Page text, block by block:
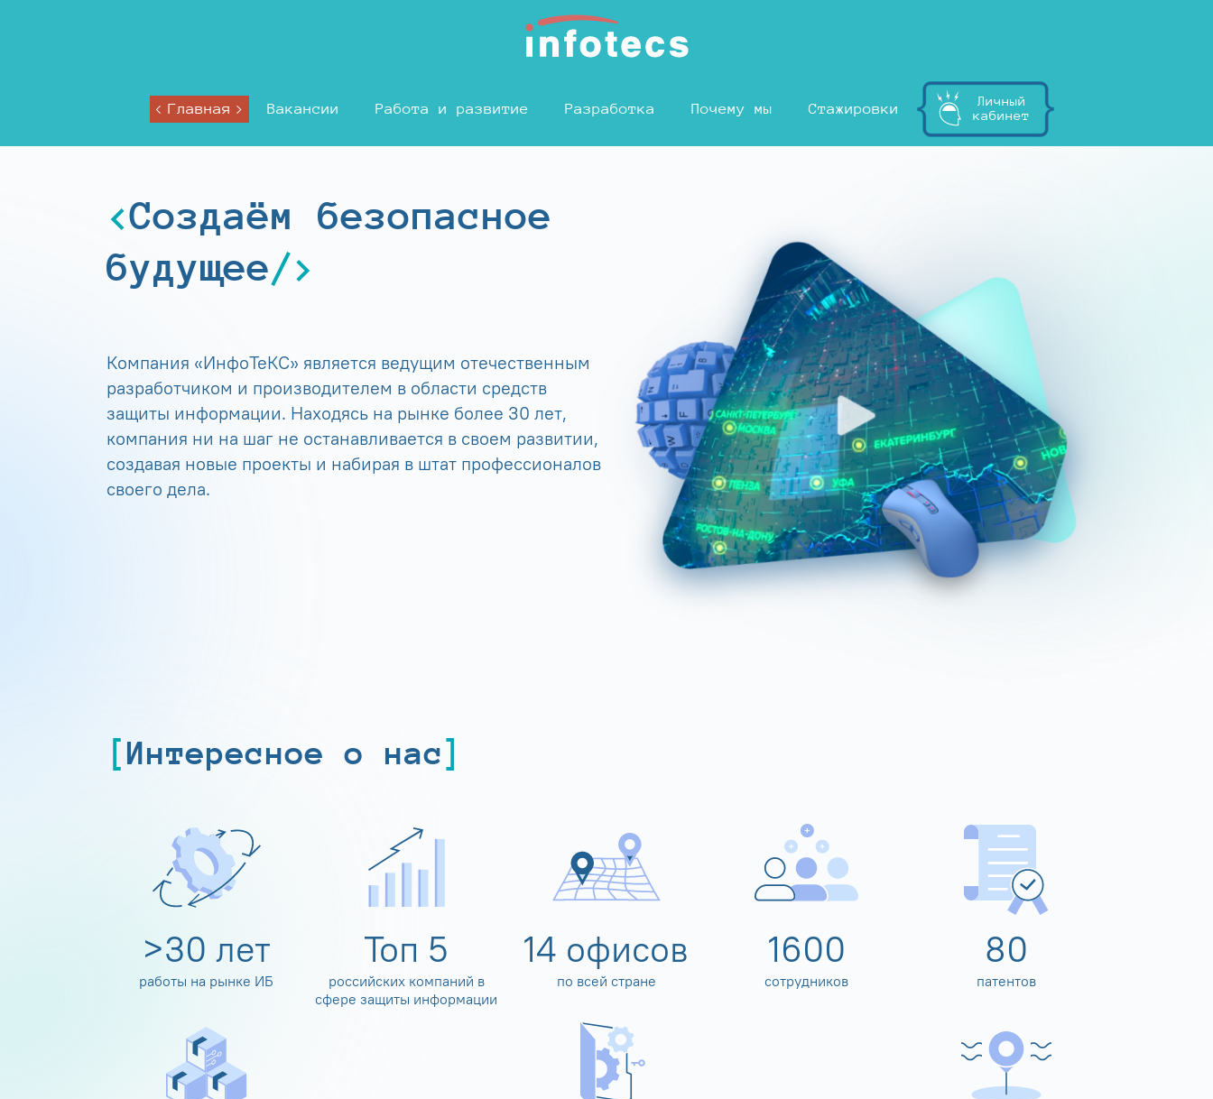
Главная Вакансии Работа и развитие Разработка Почему мы Стажировки
Личный
кабинет
Создаём безопасное
будущее
Компания «ИнфоТеКС» является ведущим отечественным
разработчиком и производителем в области средств
защиты информации. Находясь на рынке более 30 лет,
компания ни на шаг не останавливается в своем развитии,
создавая новые проекты и набирая в штат профессионалов
своего дела.
Интересное о нас
>30 лет
работы на рынке ИБ
Топ 5
российских компаний в
сфере защиты информации
14 офисов
по всей стране
1600
сотрудников
80
патентов